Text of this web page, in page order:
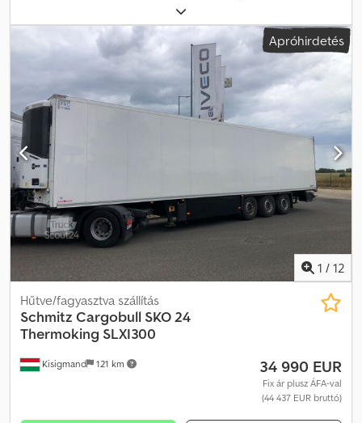
, rakodótér térfogata:
felfüggesztés:levegő, abroncs méret:385/65 R22,5, Gyártási év:
, Felszereltség:ABS
, Saját tömeg: 5 629 kg, Rakodótér (H x Sz
x M): 8 500 mm x 2 440 mm x 1 900 mm, Gumiabroncs méret:
385/65 R22.5, Rakodótér térfogat: 39 m³, 1. tengely: , 2. tengely: , 3.
tengely: , Légrugózás, Hátsó aláfutásgátló, Első emelőtengely,
Billenő hidraulika, Elektronikus fékrendszer (EBS), Lengőlapát,
Iszaptömített felépítmény, Tető rolós ponyva, Hidraulikus henger
(alacsony nyomású): Hyva, 170 bar, 1x15 és 2x7 pólusú csatlakozó,
Fröccsenésgátló, Könnyűfém felnik: Alcoa felnik. Weboldalunkon
áttekintheti elérhető járműveinket. Finanszírozásra van szüksége?
Egyedi finanszírozási megoldásokat, teljes szervizszerződéseket
és telematikai szolgáltatásokat kínálunk. Örömmel adunk
személyes tanácsot is. Crodpfx Afjzh Rviswof
Apróhirdetés
1 / 12
Kisigmand 121 km
Hűtve/fagyasztva szállítás
Schmitz Cargobull SKO 24
Thermoking SLXI300
34 990 EUR
Fix ár plusz ÁFA-val
(44 437 EUR bruttó)